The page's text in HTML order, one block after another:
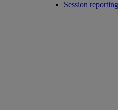
Session reporting